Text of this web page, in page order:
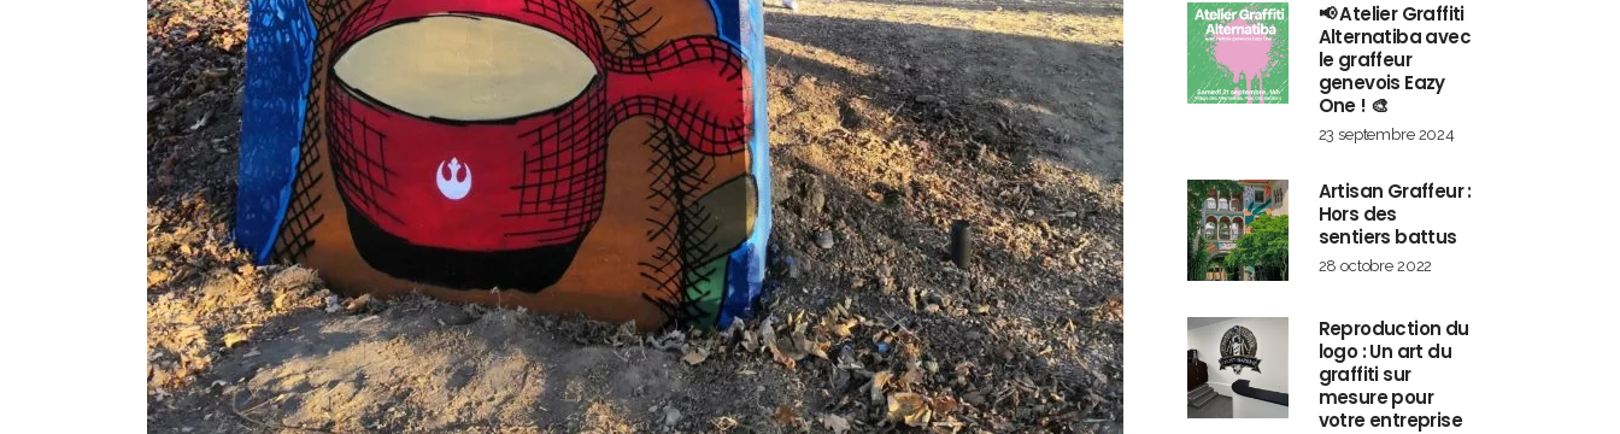
📢 Atelier Graffiti
Alternatiba avec
le graffeur
genevois Eazy
One ! 🎨
23 septembre 2024
Artisan Graffeur :
Hors des
sentiers battus
28 octobre 2022
Reproduction du
logo : Un art du
graffiti sur
mesure pour
votre entreprise